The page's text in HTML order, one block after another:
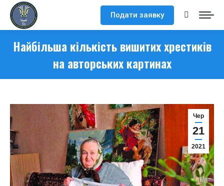
Подати заявку Search:
Найбільша кількість вишитих хрестиків
на авторських картинах
Чер
21
2021